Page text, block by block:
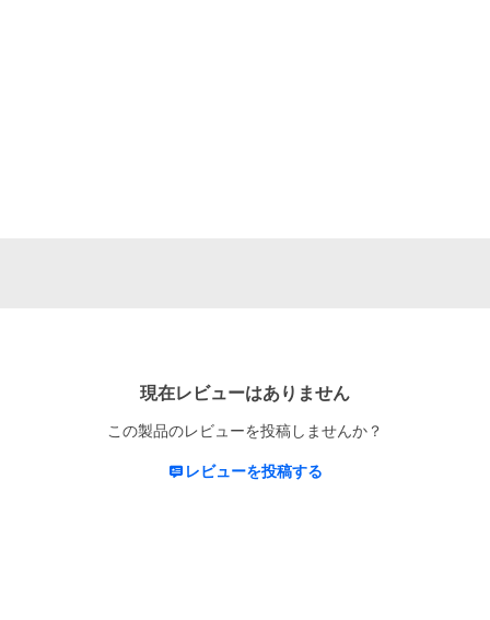
現在レビューはありません
この製品のレビューを投稿しませんか？
レビューを投稿する